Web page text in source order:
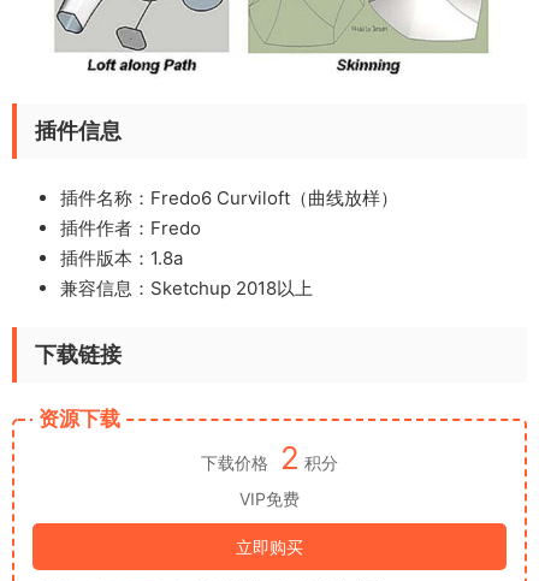
插件信息
插件名称：Fredo6 Curviloft（曲线放样）
插件作者：Fredo
插件版本：1.8a
兼容信息：Sketchup 2018以上
下载链接
资源下载
下载价格 2 积分
VIP免费
立即购买